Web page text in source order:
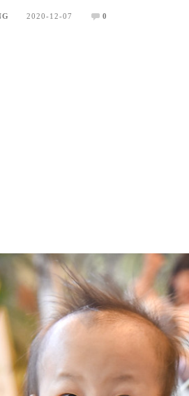
2020-12-07 0